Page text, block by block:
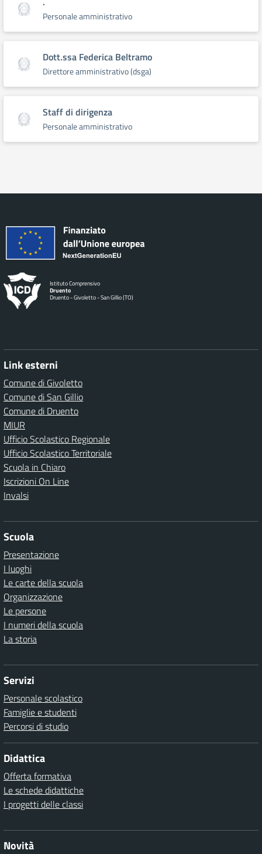
Personale amministrativo
Dott.ssa Federica Beltramo
Direttore amministrativo (dsga)
Staff di dirigenza
Personale amministrativo
Istituto Comprensivo
Druento
Druento - Givoletto - San Gillio (TO)
Link esterni
Comune di Givoletto
Comune di San Gillio
Comune di Druento
MIUR
Ufficio Scolastico Regionale
Ufficio Scolastico Territoriale
Scuola in Chiaro
Iscrizioni On Line
Invalsi
Scuola
Presentazione
I luoghi
Le carte della scuola
Organizzazione
Le persone
I numeri della scuola
La storia
Servizi
Personale scolastico
Famiglie e studenti
Percorsi di studio
Didattica
Offerta formativa
Le schede didattiche
I progetti delle classi
Novità